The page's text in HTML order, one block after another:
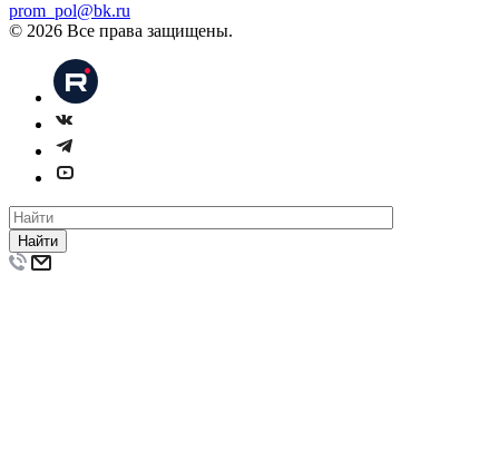
prom_pol@bk.ru
© 2026 Все права защищены.
Найти